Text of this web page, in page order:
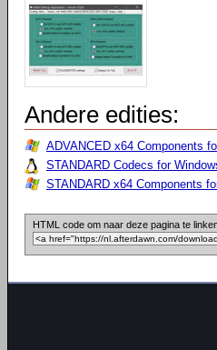
Andere edities:
ADVANCED x64 Components
STANDARD Codecs for
STANDARD x64 Components
HTML code om naar deze pagina te